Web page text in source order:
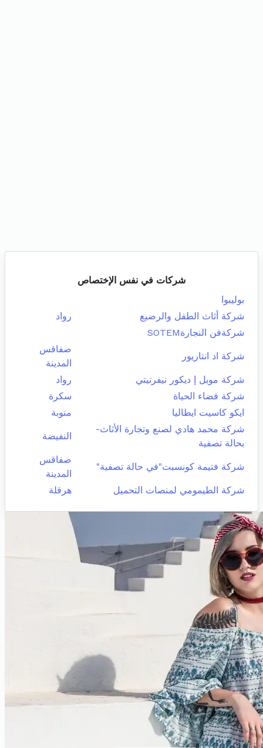
شركات في نفس الإختصاص
بوليبوا
شركة أثاث الطفل والرضيع
رواد
شركةفن النجارةSOTEM
شركة اد انتاريور
صفاقس
المدينة
شركة موبل إ ديكور نيفرتيتي
رواد
شركة فضاء الحياة
سكرة
ايكو كاسيت ايطاليا
منوبة
شركة محمد هادي لصنع وتجارة الأثاث-
بحالة تصفية
النفيضة
شركة فتيمة كونسبت"في حالة تصفية"
صفاقس
المدينة
شركة الطيمومي لمنصات التحميل
هرقلة